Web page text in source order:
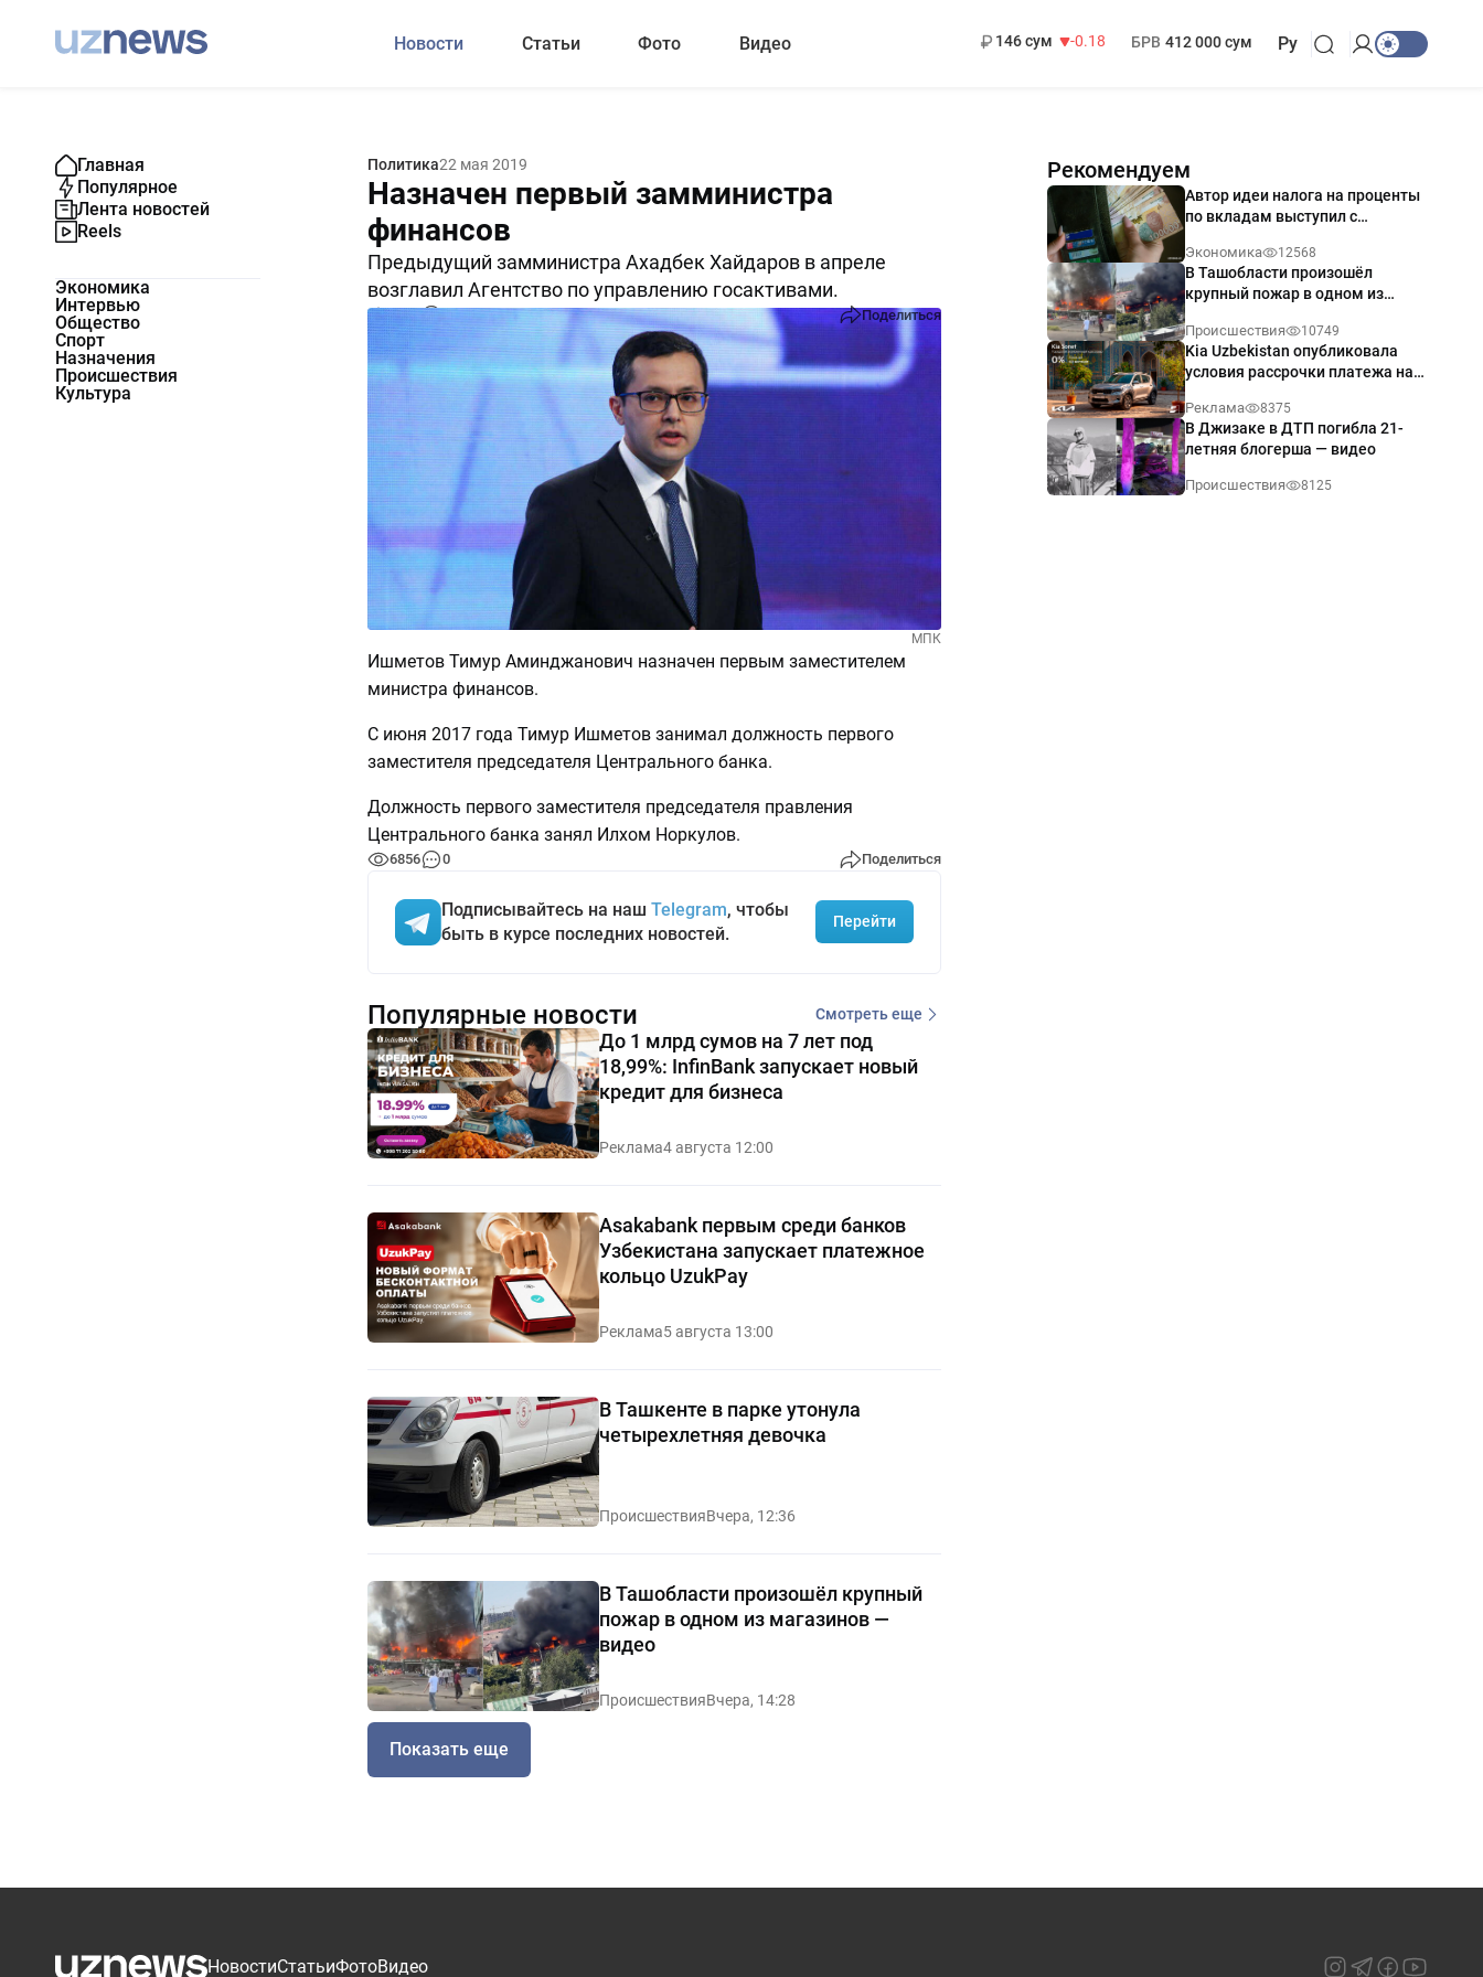
Новости Статьи Фото Видео
146 сум
-0.18
БРВ 412 000 сум Ру
Главная
Популярное
Лента новостей
Reels
Экономика
Интервью
Общество
Спорт
Назначения
Происшествия
Культура
Политика22 мая 2019
Назначен первый замминистра
финансов
Предыдущий замминистра Ахадбек Хайдаров в апреле
возглавил Агентство по управлению госактивами.
6856 0 Поделиться
МПК
Ишметов Тимур Аминджанович назначен первым заместителем
министра финансов.
С июня 2017 года Тимур Ишметов занимал должность первого
заместителя председателя Центрального банка.
Должность первого заместителя председателя правления
Центрального банка занял Илхом Норкулов.
6856 0 Поделиться
Подписывайтесь на наш Telegram, чтобы
быть в курсе последних новостей.
Перейти
Рекомендуем
Автор идеи налога на проценты
по вкладам выступил с
Экономика 12568
В Ташобласти произошёл
крупный пожар в одном из
Происшествия 10749
Kia Uzbekistan опубликовала
условия рассрочки платежа на
годовых
Реклама 8375
В Джизаке в ДТП погибла 21-
летняя блогерша — видео
Происшествия 8125
Популярные новости Смотреть еще
До 1 млрд сумов на 7 лет под
18,99%: InfinBank запускает новый
кредит для бизнеса
Реклама4 августа 12:00
Asakabank первым среди банков
Узбекистана запускает платежное
кольцо UzukPay
Реклама5 августа 13:00
В Ташкенте в парке утонула
четырехлетняя девочка
ПроисшествияВчера, 12:36
В Ташобласти произошёл крупный
пожар в одном из магазинов —
видео
ПроисшествияВчера, 14:28
Показать еще
НовостиСтатьиФотоВидео